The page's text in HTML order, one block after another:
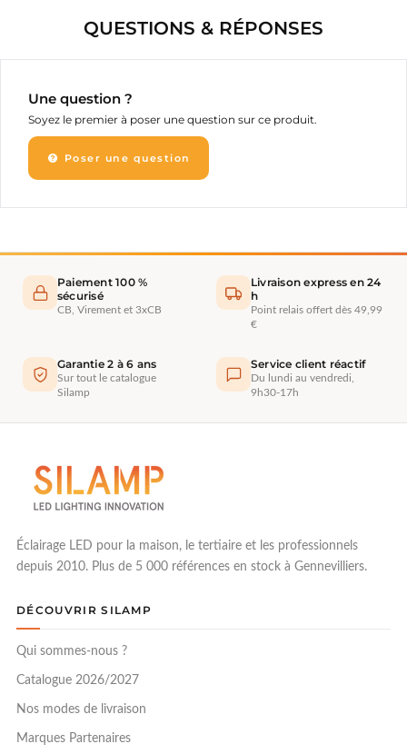
QUESTIONS & RÉPONSES
Une question ?
Soyez le premier à poser une question sur ce produit.
Poser une question
Paiement 100 %
sécurisé
CB, Virement et 3xCB
Livraison express en 24
h
Point relais offert dès 49,99
€
Garantie 2 à 6 ans
Sur tout le catalogue
Silamp
Service client réactif
Du lundi au vendredi,
9h30-17h
Éclairage LED pour la maison, le tertiaire et les professionnels
depuis 2010. Plus de 5 000 références en stock à Gennevilliers.
DÉCOUVRIR SILAMP
Qui sommes-nous ?
Catalogue 2026/2027
Nos modes de livraison
Marques Partenaires